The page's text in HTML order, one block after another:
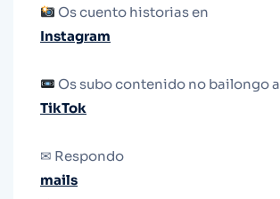
Os cuento historias en
Instagram
Os subo contenido no bailongo a
TikTok
✉ Respondo
mails